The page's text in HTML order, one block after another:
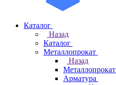
Каталог
Назад
Каталог
Металлопрокат
Назад
Металлопрокат
Арматура